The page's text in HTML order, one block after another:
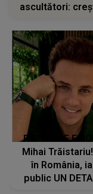
ascultători:
REVEDERE
Mihai
în România,
public UN